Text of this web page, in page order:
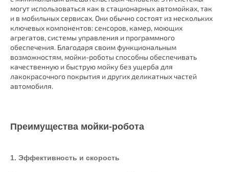
могут использоваться как в стационарных автомойках, так
и в мобильных сервисах. Они обычно состоят из нескольких
ключевых компонентов: сенсоров, камер, моющих
агрегатов, системы управления и программного
обеспечения. Благодаря своим функциональным
возможностям, мойки-роботы способны обеспечивать
качественную и быструю мойку без ущерба для
лакокрасочного покрытия и других деликатных частей
автомобиля.
Преимущества мойки-робота
1. Эффективность и скорость